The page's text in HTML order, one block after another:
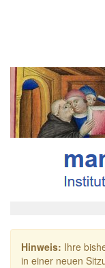
Hinweis: Ihre
in einer neuen